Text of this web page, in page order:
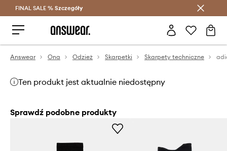
Oszczędzaj z Answear Club >
FINAL SALE % Szczegóły
Answear Ona Odzież Skarpetki Skarpety techniczne
Ten produkt jest aktualnie niedostępny
Sprawdź podobne produkty